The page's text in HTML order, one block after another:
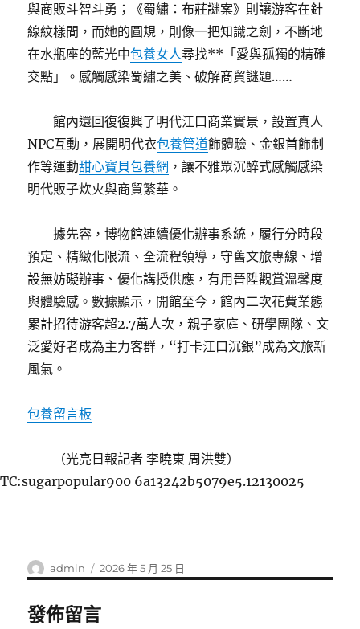
與商販斗智斗勇；《蜀繡：布莊謎案》則讓游客在針
線紋樣間，而她的圓規，則像一把知識之劍，不斷地
在水瓶座的藍光中包養女人尋找**「愛與孤獨的精確
交點」。感觸感染蜀繡之美、破解商貿謎題……
館內還回復復興了明代江口商業實景，設置真人
NPC互動，展開明代衣包養管道飾體驗、金銀首飾制
作等運動甜心寶貝包養網 ，讓不雅眾沉醉式感觸感染
明代販子炊火與商貿繁華。
據先容，博物館連續優化辦事系統，履行分時段
預定、精緻化限流、全流程領導，守舊文旅專線、增
設無妨礙辦事、優化講授供應，有用晉陞觀賞溫馨度
與體驗感。數據顯示，開館至今，館內二次花費業態
累計招待游客超2.7萬人次，親子家庭、研學團隊、文
泛愛好者成為主力客群，“打卡江口沉銀”成為文旅新
風氣。
包養留言板
（光亮日報記者 李曉東 周洪雙）
TC:sugarpopular900 6a13242b5079e5.12130025
作
者
admin
發
佈
2026 年 5 月 25 日
發佈留言